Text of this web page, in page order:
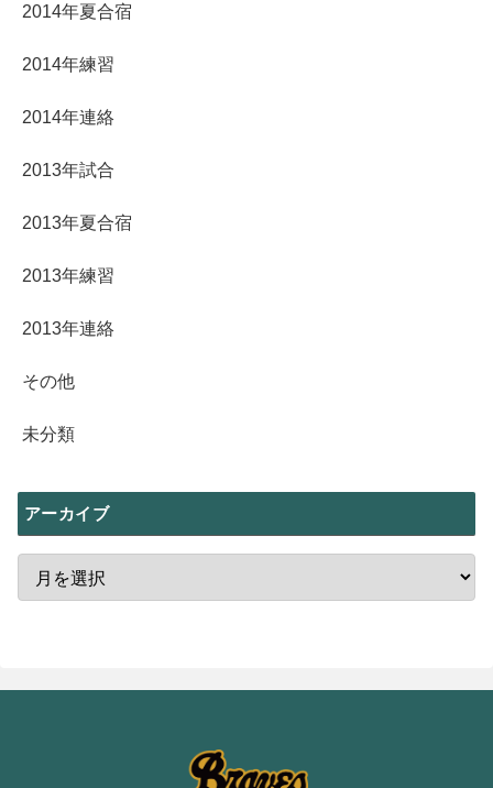
2014年夏合宿
2014年練習
2014年連絡
2013年試合
2013年夏合宿
2013年練習
2013年連絡
その他
未分類
アーカイブ